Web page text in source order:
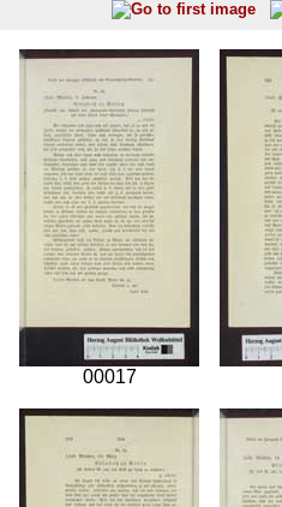
00017